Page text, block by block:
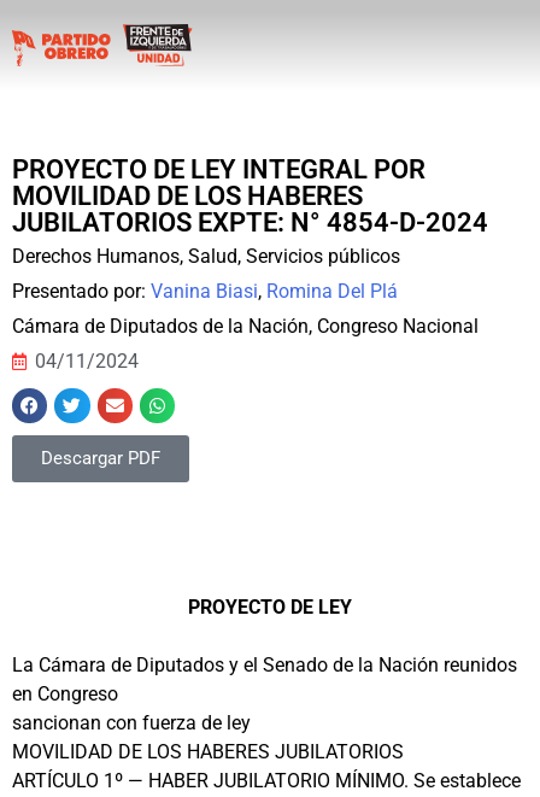
PROYECTO DE LEY INTEGRAL POR
MOVILIDAD DE LOS HABERES
JUBILATORIOS EXPTE: N° 4854-D-2024
Derechos Humanos, Salud, Servicios públicos
Presentado por: Vanina Biasi, Romina Del Plá
Cámara de Diputados de la Nación, Congreso Nacional
04/11/2024
Descargar PDF
PROYECTO DE LEY
La Cámara de Diputados y el Senado de la Nación reunidos
en Congreso
sancionan con fuerza de ley
MOVILIDAD DE LOS HABERES JUBILATORIOS
ARTÍCULO 1º — HABER JUBILATORIO MÍNIMO. Se establece